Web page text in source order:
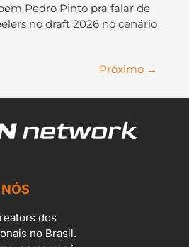
Pedro Pinto pra falar de
no draft 2026 no cenário
Próximo →
dos
no Brasil.